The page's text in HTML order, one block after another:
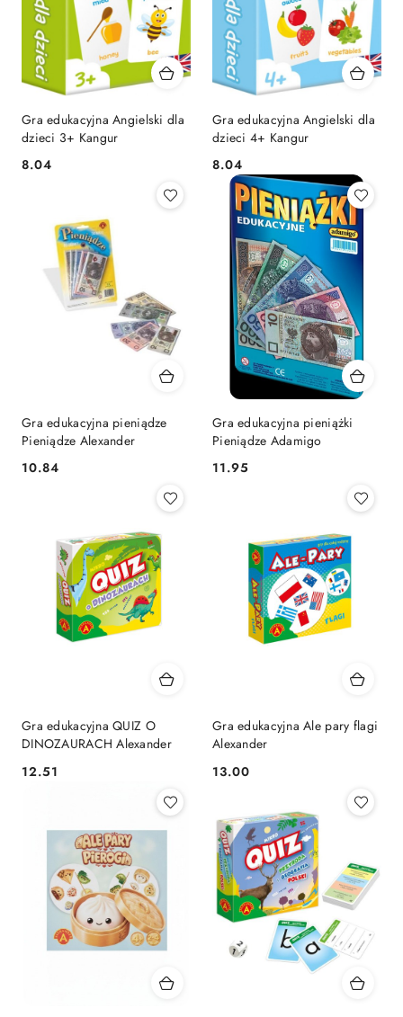
Gra edukacyjna Angielski dla
dzieci 3+ Kangur
Cena:
8.04
Gra edukacyjna Angielski dla
dzieci 4+ Kangur
Cena:
8.04
Gra edukacyjna pieniądze
Pieniądze Alexander
Cena:
10.84
Gra edukacyjna pieniążki
Pieniądze Adamigo
Cena:
11.95
Gra edukacyjna QUIZ O
DINOZAURACH Alexander
Cena:
12.51
Gra edukacyjna Ale pary flagi
Alexander
Cena:
13.00